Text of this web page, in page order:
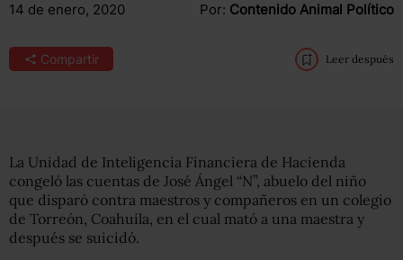
14 de enero, 2020 Por: Contenido Animal Político
Compartir Leer después
La Unidad de Inteligencia Financiera de Hacienda
congeló las cuentas de José Ángel “N”, abuelo del niño
que disparó contra maestros y compañeros en un colegio
de Torreón, Coahuila, en el cual mató a una maestra y
después se suicidó.